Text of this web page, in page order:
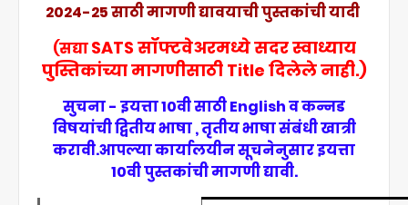
2024-25 साठी मागणी द्यावयाची पुस्तकांची यादी
(सद्याSATS सॉफ्टवेअरमध्ये सदर स्वाध्याय
पुस्तिकांच्या मागणीसाठी Title दिलेले नाही.)
सुचना - इयत्ता 10वी साठी English व कन्नड
विषयांची द्वितीय भाषा , तृतीय भाषा संबंधी खात्री
करावी.आपल्या कार्यालयीन सूचनेनुसार इयत्ता
10वी पुस्तकांची मागणी द्यावी.